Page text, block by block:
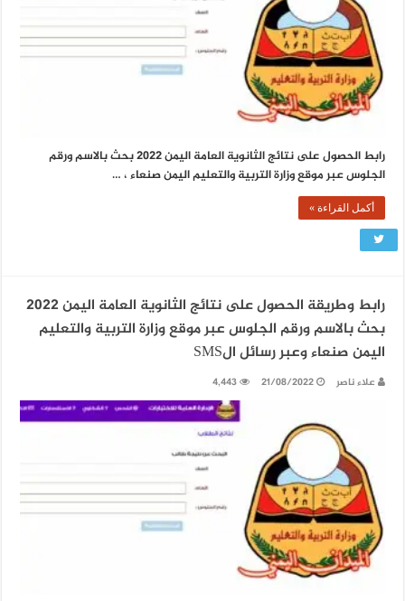
رابط الحصول على نتائج الثانوية العامة اليمن 2022 بحث بالاسم ورقم
الجلوس عبر موقع وزارة التربية والتعليم اليمن صنعاء ، …
أكمل القراءة »
رابط وطريقة الحصول على نتائج الثانوية العامة اليمن 2022
بحث بالاسم ورقم الجلوس عبر موقع وزارة التربية والتعليم
اليمن صنعاء وعبر رسائل الSMS
علاء ناصر 21/08/2022
4,443